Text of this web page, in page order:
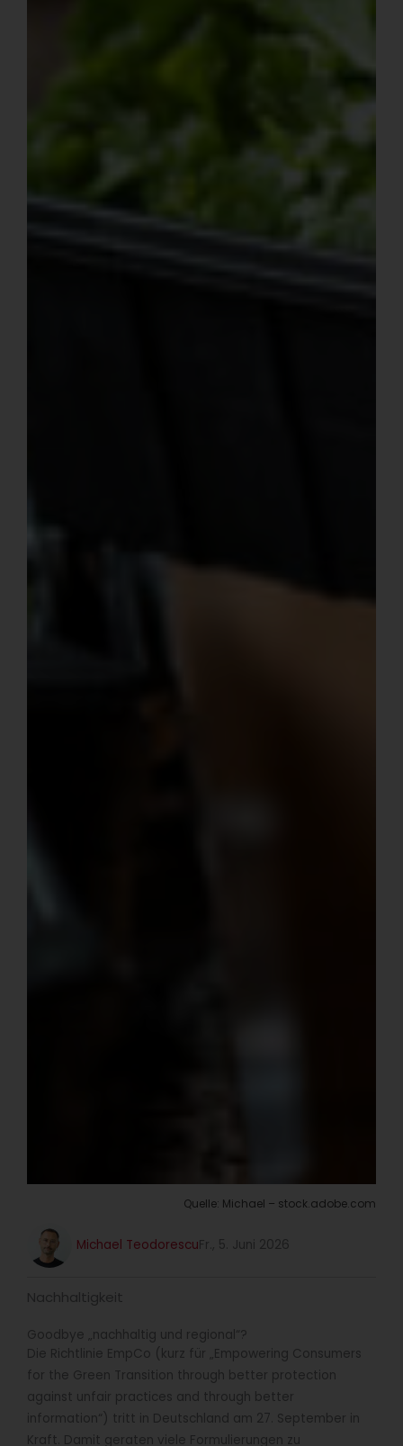
Quelle: Michael – stock.adobe.com
Michael TeodorescuFr., 5. Juni 2026
Nachhaltigkeit
Goodbye „nachhaltig und regional“?
Die Richtlinie EmpCo (kurz für „Empowering Consumers
for the Green Transition through better protection
against unfair practices and through better
information“) tritt in Deutschland am 27. September in
Kraft. Damit geraten viele Formulierungen zu